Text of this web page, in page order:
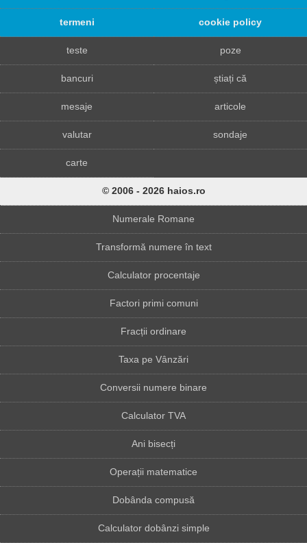
termeni cookie policy
teste poze
bancuri știați că
mesaje articole
valutar sondaje
carte
© 2006 - 2026 haios.ro
Numerale Romane
Transformă numere în text
Calculator procentaje
Factori primi comuni
Fracții ordinare
Taxa pe Vânzări
Conversii numere binare
Calculator TVA
Ani bisecți
Operații matematice
Dobânda compusă
Calculator dobânzi simple